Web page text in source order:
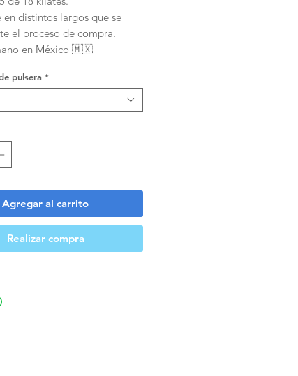
distintos largos que se
el proceso de compra.
en México 🇲🇽
pulsera *
Agregar al carrito
Realizar compra